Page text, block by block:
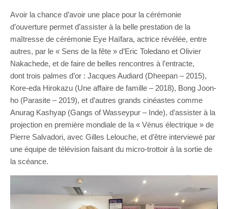
Avoir la chance d’avoir une place pour la cérémonie
d’ouverture permet d’assister à la belle prestation de la
maîtresse de cérémonie Eye Haïfara, actrice révélée, entre
autres, par le « Sens de la fête » d’Eric Toledano et Olivier
Nakachede, et de faire de belles rencontres à l’entracte,
dont trois palmes d’or : Jacques Audiard (Dheepan – 2015),
Kore-eda Hirokazu (Une affaire de famille – 2018), Bong Joon-
ho (Parasite – 2019), et d’autres grands cinéastes comme
Anurag Kashyap (Gangs of Wasseypur – Inde), d’assister à la
projection en première mondiale de la « Vénus électrique » de
Pierre Salvadori, avec Gilles Lelouche, et d’être interviewé par
une équipe de télévision faisant du micro-trottoir à la sortie de
la scéance.